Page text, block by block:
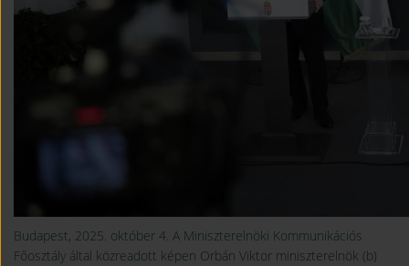
Budapest, 2025. október 4. A Miniszterelnöki Kommunikációs
Főosztály által közreadott képen Orbán Viktor miniszterelnök (b)